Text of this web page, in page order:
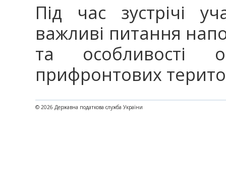
Під час зустрічі
важливі питання
та особливості
прифронтових
© 2026 Державна податкова служба України